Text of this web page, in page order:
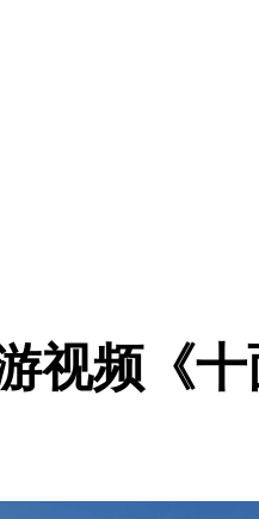
视频《